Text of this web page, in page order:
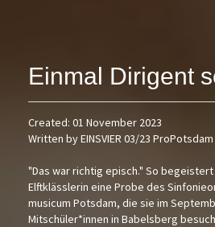
Einmal Dirigent
Created: 01 November 2023
Written by EINSVIER 03/23 ProPotsdam
"Das war richtig episch." So
Elftklässlerin eine Probe des
musicum Potsdam, die sie im
Mitschüler*innen in Babelsberg